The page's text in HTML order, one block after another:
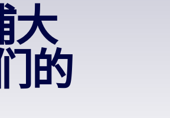
大
的